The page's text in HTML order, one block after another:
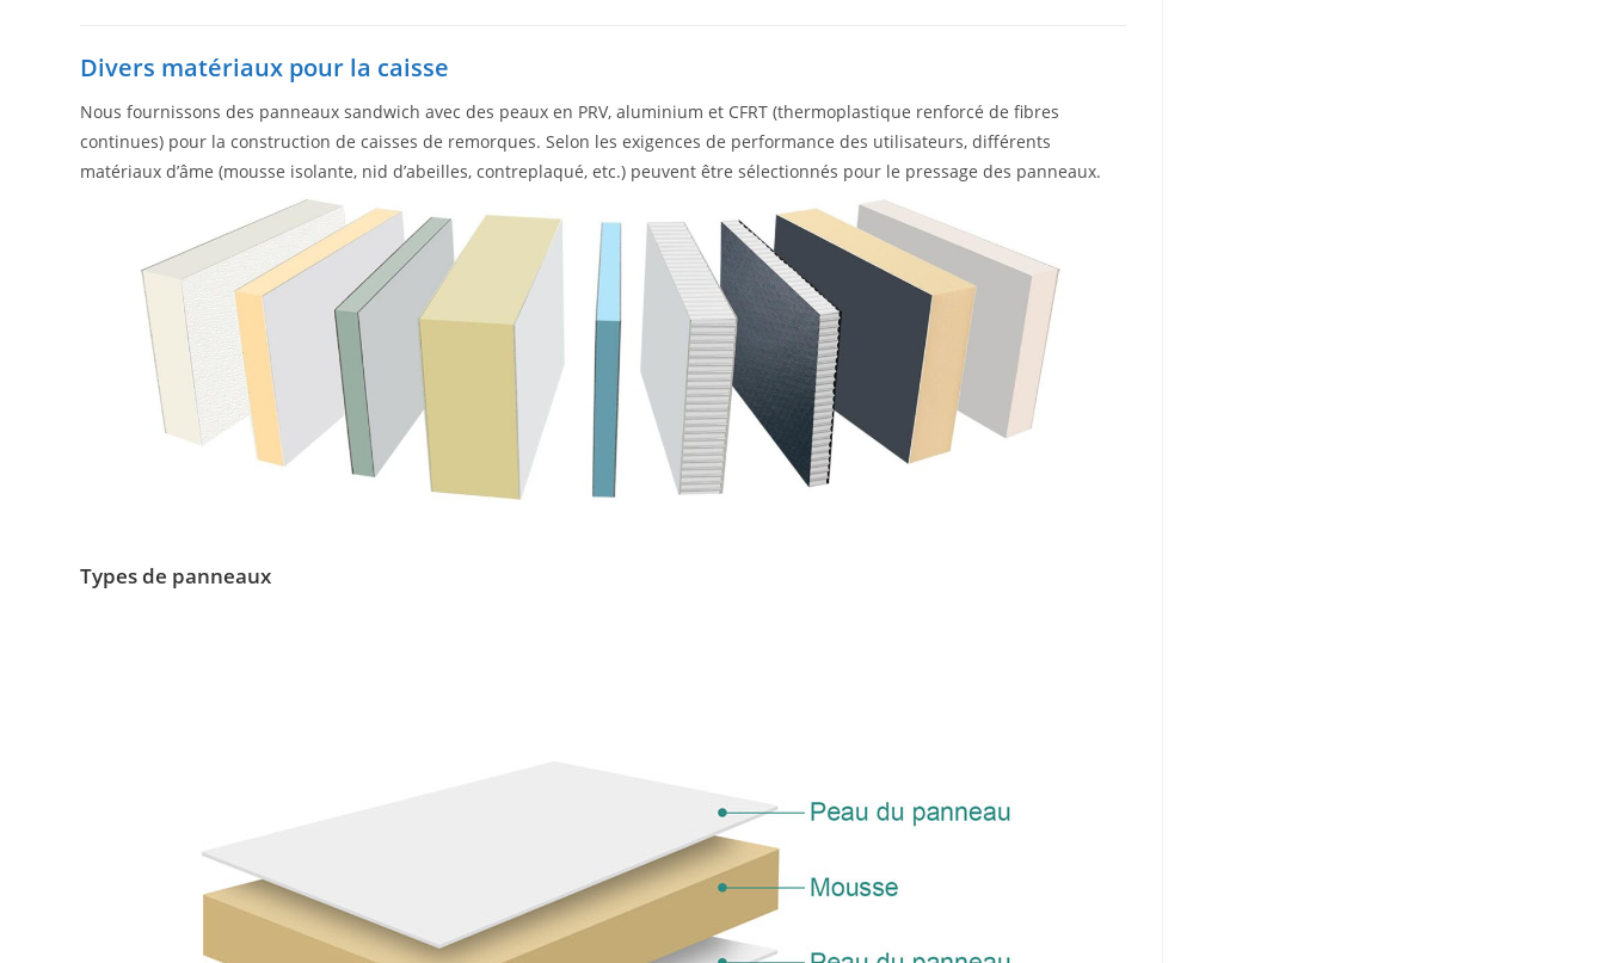
Divers matériaux pour la caisse
Nous fournissons des panneaux sandwich avec des peaux en PRV, aluminium et CFRT (thermoplastique renforcé de fibres
continues) pour la construction de caisses de remorques. Selon les exigences de performance des utilisateurs, différents
matériaux d’âme (mousse isolante, nid d’abeilles, contreplaqué, etc.) peuvent être sélectionnés pour le pressage des panneaux.
Types de panneaux